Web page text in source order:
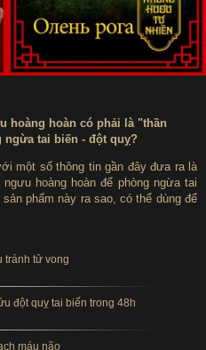
hoàng hoàn có phải là "thần
tai biến - đột quỵ?
một số thông tin gần đây đưa ra là
ngưu hoàng hoàn để phòng ngừa tai
phẩm này ra sao, có thể dùng để
tránh tử vong
đột quỵ tai biến trong 48h
máu não